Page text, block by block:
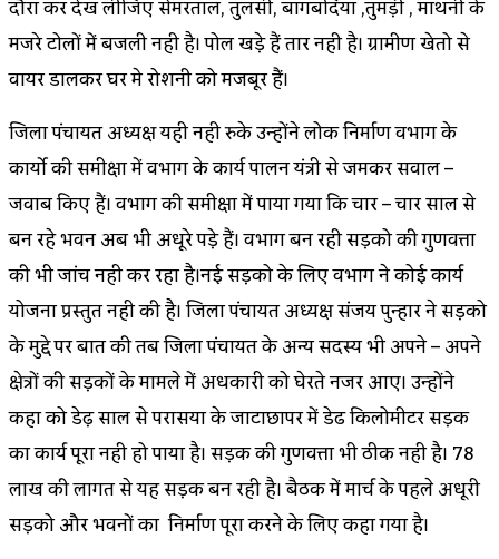
दौरा कर देख लीजिए सेमरताल, तुलसी, बागबर्दिया ,तुमड़ी , माथनी के
मजरे टोलों में बिजली नही है। पोल खड़े हैं तार नही है। ग्रामीण खेतो से
वायर डालकर घर मे रोशनी को मजबूर हैं।
जिला पंचायत अध्यक्ष यही नही रुके उन्होंने लोक निर्माण विभाग के
कार्यो की समीक्षा में विभाग के कार्य पालन यंत्री से जमकर सवाल –
जवाब किए हैं। विभाग की समीक्षा में पाया गया कि चार – चार साल से
बन रहे भवन अब भी अधूरे पड़े हैं। विभाग बन रही सड़को की गुणवत्ता
की भी जांच नही कर रहा है।नई सड़को के लिए विभाग ने कोई कार्य
योजना प्रस्तुत नही की है। जिला पंचायत अध्यक्ष संजय पुन्हार ने सड़को
के मुद्दे पर बात की तब जिला पंचायत के अन्य सदस्य भी अपने – अपने
क्षेत्रों की सड़कों के मामले में अधिकारी को घेरते नजर आए। उन्होंने
कहा को डेढ़ साल से परासिया के जाटाछापर में डेढ किलोमीटर सड़क
का कार्य पूरा नही हो पाया है। सड़क की गुणवत्ता भी ठीक नही है। 78
लाख की लागत से यह सड़क बन रही है। बैठक में मार्च के पहले अधूरी
सड़को और भवनों का निर्माण पूरा करने के लिए कहा गया है।